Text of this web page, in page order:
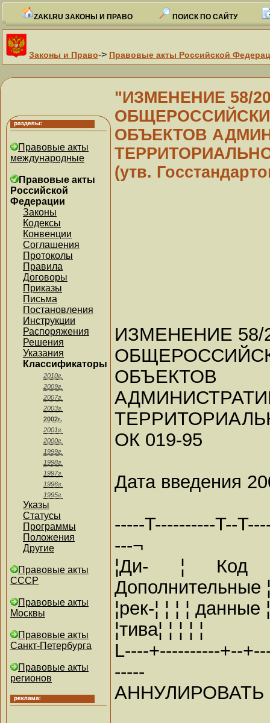
ZAKI.RU ЗАКОНЫ И ПРАВО ПОИСК ПО САЙТУ
Законы и Право-> Правовые акты Российской
Правовые акты
международные
Правовые акты
Российской
Федерации
Законы
Кодексы
Конвенции
Соглашения
Протоколы
Правила
Договоры
Приказы
Письма
Постановления
Инструкции
Распоряжения
Решения
Указания
Классификаторы
2010г.
2009г.
2007г.
2003г.
2002г.
2001г.
2000г.
1999г.
1998г.
1997г.
1996г.
1995г.
Указы
Статусы
Программы
Положения
Другие
Правовые акты
СССР
Правовые акты
Москвы
Правовые акты
Санкт-Петербурга
Правовые акты
регионов
"ИЗМЕНЕНИЕ 58/
ОБЪЕКТОВ
(утв.
ИЗМЕНЕНИЕ 58/
ОБЪЕКТОВ
ОК 019-95
Дата введения
-----T----------T--
---¬
¦Ди- ¦ Код
Дополнительные
¦рек-¦ ¦ ¦ ¦ данные ¦
¦тива¦ ¦ ¦ ¦ ¦
L----+----------+--
-----
АННУЛИРОВАТЬ